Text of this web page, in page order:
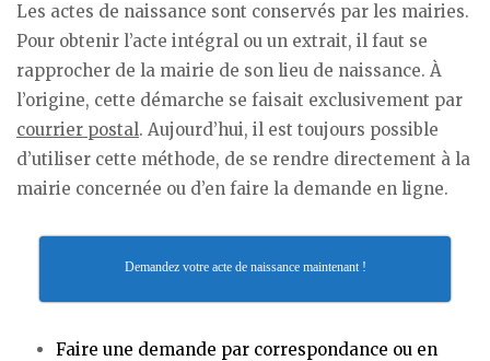
Les actes de naissance sont conservés par les mairies.
Pour obtenir l’acte intégral ou un extrait, il faut se
rapprocher de la mairie de son lieu de naissance. À
l’origine, cette démarche se faisait exclusivement par
courrier postal. Aujourd’hui, il est toujours possible
d’utiliser cette méthode, de se rendre directement à la
mairie concernée ou d’en faire la demande en ligne.
Demandez votre acte de naissance maintenant !
Faire une demande par correspondance ou en